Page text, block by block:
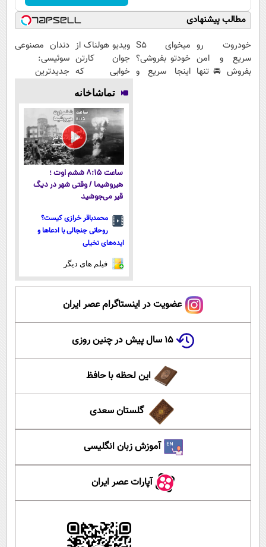
مطالب پیشنهادی
خودروت رو
سریع و امن
بفروش 🚘 تنها
میخوای S5
خودتو بفروشی؟
اینجا سریع و
ویدیو هولناک از
جوان کارتن
خوابی که
میلیاردر شد.
آموزش رایگان
دندان مصنوعی
سوئیسی:
جدیدترین
پرداخت قسطی
تماشاخانه
ساعت ۸:۱۵ ششم اوت ؛
هیروشیما / وقتی شهر در دیگ
قیر می‌جوشید
محمدباقر خرازی کیست؟
روحانی جنجالی با ادعاها و
ایده‌های تخیلی
فیلم های دیگر
عضویت در اینستاگرام عصر ایران
۱۵ سال پیش در چنین روزی
این لحظه با حافظ
گلستان سعدی
آموزش زبان انگلیسی
آپارات عصر ایران